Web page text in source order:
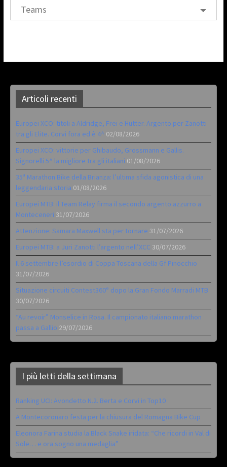
Teams
Articoli recenti
Europei XCO: titoli a Aldridge, Frei e Hutter. Argento per Zanotti
tra gli Elite. Corvi fora ed è 4^ 02/08/2026
Europei XCO: vittorie per Ghibaudo, Grossmann e Gallis.
Signorelli 5^ la migliore tra gli italiani 01/08/2026
35ª Marathon Bike della Brianza: l’ultima sfida agonistica di una
leggendaria storia 01/08/2026
Europei MTB: il Team Relay firma il secondo argento azzurro a
Monteceneri 31/07/2026
Attenzione: Samara Maxwell sta per tornare 31/07/2026
Europei MTB: a Juri Zanotti l’argento nell’XCC 30/07/2026
Il 6 settembre l’esordio di Coppa Toscana della Gf Pinocchio
31/07/2026
Situazione circuiti Contest360° dopo la Gran Fondo Marradi MTB
30/07/2026
“Au revoir” Monselice in Rosa. Il campionato italiano marathon
passa a Gallio 29/07/2026
I più letti della settimana
Ranking UCI: Avondetto N.2. Berta e Corvi in Top10
A Montecoronaro festa per la chiusura del Romagna Bike Cup
Eleonora Farina studia la Black Snake iridata: “Che ricordi in Val di
Sole… e ora sogno una medaglia”